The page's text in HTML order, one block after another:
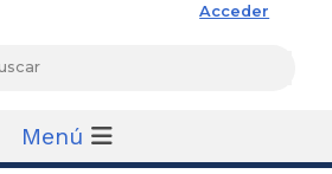
Acceder
Menú